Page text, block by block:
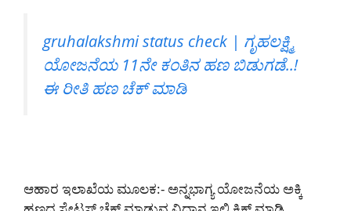
gruhalakshmi status check | ಗೃಹಲಕ್ಷ್ಮಿ
ಯೋಜನೆಯ 11ನೇ ಕಂತಿನ ಹಣ ಬಿಡುಗಡೆ..!
ಈ ರೀತಿ ಹಣ ಚೆಕ್ ಮಾಡಿ
ಆಹಾರ ಇಲಾಖೆಯ ಮೂಲಕ:- ಅನ್ನಭಾಗ್ಯ ಯೋಜನೆಯ ಅಕ್ಕಿ